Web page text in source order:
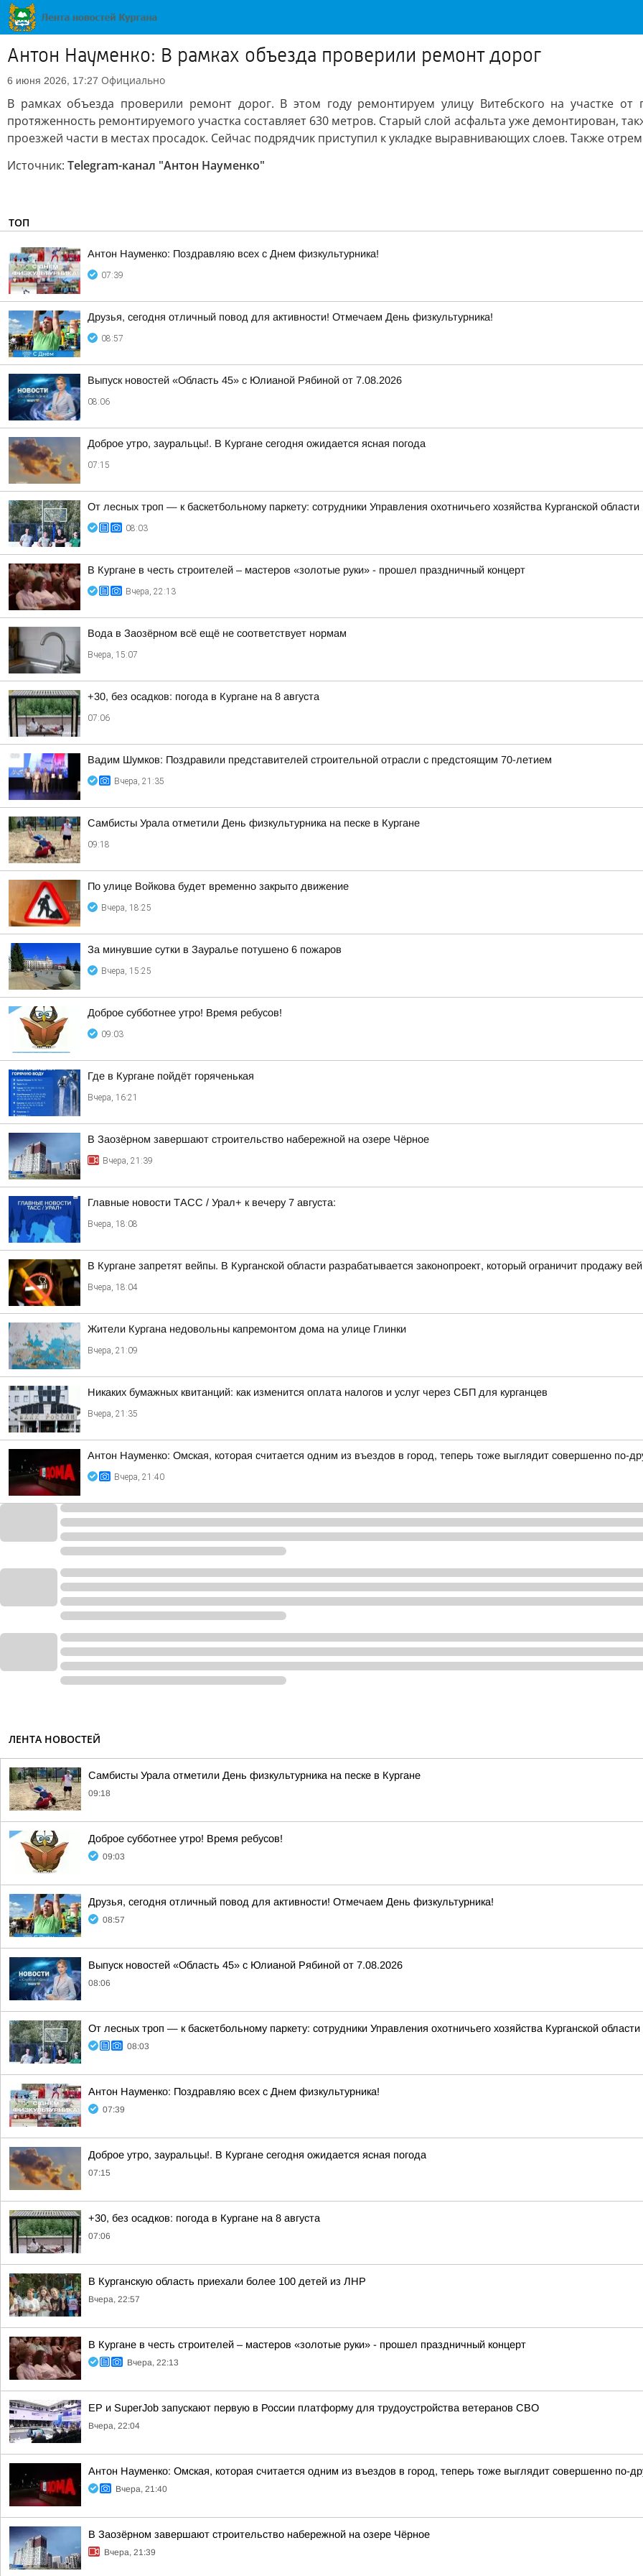
Антон Науменко: В рамках объезда проверили ремонт дорог
6 июня 2026, 17:27 Официально
В рамках объезда проверили ремонт дорог. В этом году ремонтируем улицу Витебского на участке
протяженность ремонтируемого участка составляет 630 метров. Старый слой асфальта уже демонтирован,
проезжей части в местах просадок. Сейчас подрядчик приступил к укладке выравнивающих слоев. Также
Источник: Telegram-канал "Антон Науменко"
ТОП
Антон Науменко: Поздравляю всех с Днем физкультурника!
07:39
Друзья, сегодня отличный повод для активности! Отмечаем День физкультурника!
08:57
Выпуск новостей «Область 45» с Юлианой Рябиной от 7.08.2026
08:06
Доброе утро, зауральцы!. В Кургане сегодня ожидается ясная погода
07:15
От лесных троп — к баскетбольному паркету: сотрудники Управления охотничьего хозяйства Курганской
08:03
В Кургане в честь строителей – мастеров «золотые руки» - прошел праздничный концерт
Вчера, 22:13
Вода в Заозёрном всё ещё не соответствует нормам
Вчера, 15:07
+30, без осадков: погода в Кургане на 8 августа
07:06
Вадим Шумков: Поздравили представителей строительной отрасли с предстоящим 70-летием
Вчера, 21:35
Самбисты Урала отметили День физкультурника на песке в Кургане
09:18
По улице Войкова будет временно закрыто движение
Вчера, 18:25
За минувшие сутки в Зауралье потушено 6 пожаров
Вчера, 15:25
Доброе субботнее утро! Время ребусов!
09:03
Где в Кургане пойдёт горяченькая
Вчера, 16:21
В Заозёрном завершают строительство набережной на озере Чёрное
Вчера, 21:39
Главные новости ТАСС / Урал+ к вечеру 7 августа:
Вчера, 18:08
В Кургане запретят вейпы. В Курганской области разрабатывается законопроект, который ограничит продажу
Вчера, 18:04
Жители Кургана недовольны капремонтом дома на улице Глинки
Вчера, 21:09
Никаких бумажных квитанций: как изменится оплата налогов и услуг через СБП для курганцев
Вчера, 21:35
Антон Науменко: Омская, которая считается одним из въездов в город, теперь тоже выглядит совершенно по-
Вчера, 21:40
ЛЕНТА НОВОСТЕЙ
Самбисты Урала отметили День физкультурника на песке в Кургане
09:18
Доброе субботнее утро! Время ребусов!
09:03
Друзья, сегодня отличный повод для активности! Отмечаем День физкультурника!
08:57
Выпуск новостей «Область 45» с Юлианой Рябиной от 7.08.2026
08:06
От лесных троп — к баскетбольному паркету: сотрудники Управления охотничьего хозяйства Курганской
08:03
Антон Науменко: Поздравляю всех с Днем физкультурника!
07:39
Доброе утро, зауральцы!. В Кургане сегодня ожидается ясная погода
07:15
+30, без осадков: погода в Кургане на 8 августа
07:06
В Курганскую область приехали более 100 детей из ЛНР
Вчера, 22:57
В Кургане в честь строителей – мастеров «золотые руки» - прошел праздничный концерт
Вчера, 22:13
ЕР и SuperJob запускают первую в России платформу для трудоустройства ветеранов СВО
Вчера, 22:04
Антон Науменко: Омская, которая считается одним из въездов в город, теперь тоже выглядит совершенно по-
Вчера, 21:40
В Заозёрном завершают строительство набережной на озере Чёрное
Вчера, 21:39